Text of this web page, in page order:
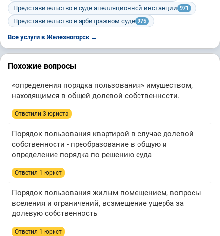
Представительство в суде апелляционной инстанции 971
Представительство в арбитражном суде 975
Все услуги в Железногорск →
Похожие вопросы
«определения порядка пользования» имуществом,
находящимся в общей долевой собственности.
Ответили 3 юристa
Порядок пользования квартирой в случае долевой
собственности - преобразование в общую и
определение порядка по решению суда
Ответил 1 юрист
Порядок пользования жилым помещением, вопросы
вселения и ограничений, возмещение ущерба за
долевую собственность
Ответил 1 юрист